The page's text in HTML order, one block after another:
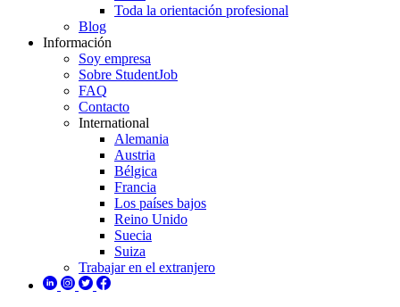
Toda la orientación profesional
Blog
Información
Soy empresa
Sobre StudentJob
FAQ
Contacto
International
Alemania
Austria
Bélgica
Francia
Los países bajos
Reino Unido
Suecia
Suiza
Trabajar en el extranjero